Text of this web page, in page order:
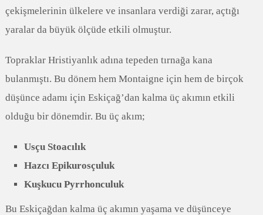
çekişmelerinin ülkelere ve insanlara verdiği zarar, açtığı
yaralar da büyük ölçüde etkili olmuştur.
Topraklar Hristiyanlık adına tepeden tırnağa kana
bulanmıştı. Bu dönem hem Montaigne için hem de birçok
düşünce adamı için Eskiçağ’dan kalma üç akımın etkili
olduğu bir dönemdir. Bu üç akım;
Usçu Stoacılık
Hazcı Epikurosçuluk
Kuşkucu Pyrrhonculuk
Bu Eskiçağdan kalma üç akımın yaşama ve düşünceye